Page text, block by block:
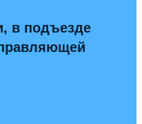
в подъезде